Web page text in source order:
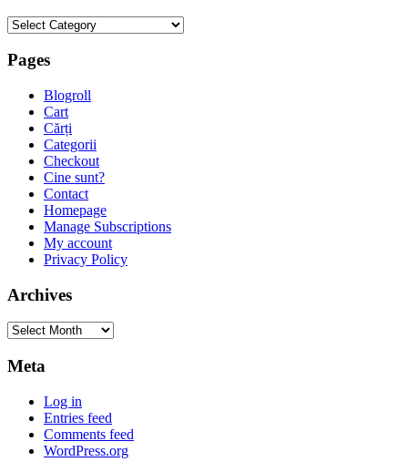
Categorii
Pages
Blogroll
Cart
Cărți
Categorii
Checkout
Cine sunt?
Contact
Homepage
Manage Subscriptions
My account
Privacy Policy
Archives
Archives
Meta
Log in
Entries feed
Comments feed
WordPress.org